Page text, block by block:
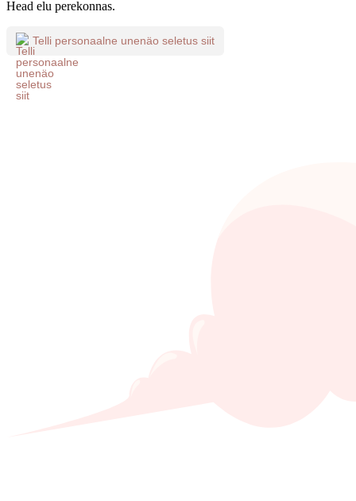
Head elu perekonnas.
Telli personaalne unenäo seletus siit